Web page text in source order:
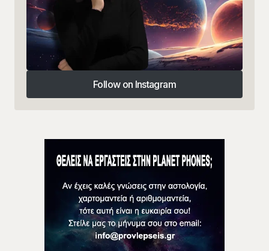
Follow on Instagram
Follow on Instagram